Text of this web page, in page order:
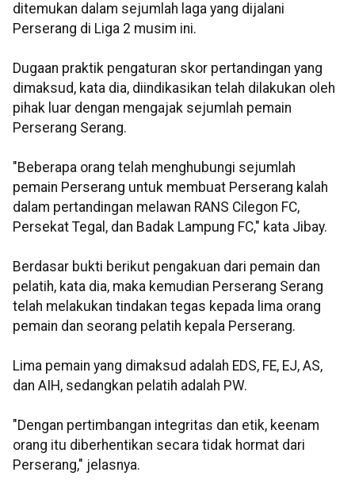
ditemukan dalam sejumlah laga yang dijalani
Perserang di Liga 2 musim ini.
Dugaan praktik pengaturan skor pertandingan yang
dimaksud, kata dia, diindikasikan telah dilakukan oleh
pihak luar dengan mengajak sejumlah pemain
Perserang Serang.
"Beberapa orang telah menghubungi sejumlah
pemain Perserang untuk membuat Perserang kalah
dalam pertandingan melawan RANS Cilegon FC,
Persekat Tegal, dan Badak Lampung FC," kata Jibay.
Berdasar bukti berikut pengakuan dari pemain dan
pelatih, kata dia, maka kemudian Perserang Serang
telah melakukan tindakan tegas kepada lima orang
pemain dan seorang pelatih kepala Perserang.
Lima pemain yang dimaksud adalah EDS, FE, EJ, AS,
dan AIH, sedangkan pelatih adalah PW.
"Dengan pertimbangan integritas dan etik, keenam
orang itu diberhentikan secara tidak hormat dari
Perserang," jelasnya.